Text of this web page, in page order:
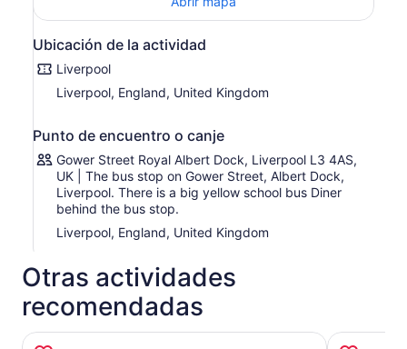
Peaky Blinders.
tráfico.
Con un guía profesional en vivo a bordo que es un
historia, el drama, el talento y el humor que han hecho de
fab
Ubicación de la actividad
Liverpool
Liverpool, England, United Kingdom
Punto de encuentro o canje
Gower Street Royal Albert Dock, Liverpool L3 4AS,
UK | The bus stop on Gower Street, Albert Dock,
Liverpool. There is a big yellow school bus Diner
behind the bus stop.
Liverpool, England, United Kingdom
Otras actividades
recomendadas